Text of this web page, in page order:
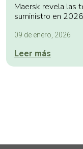
Maersk revela las
suministro en 2026
09 de enero, 2026
Leer más